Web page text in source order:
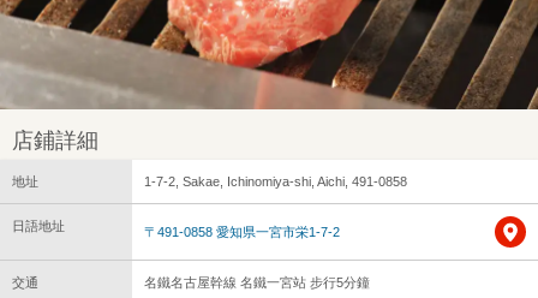
店鋪詳細
地址 1-7-2, Sakae, Ichinomiya-shi, Aichi, 491-0858
日語地址 〒491-0858 愛知県一宮市栄1-7-2
交通 名鐵名古屋幹線 名鐵一宮站 步行5分鐘